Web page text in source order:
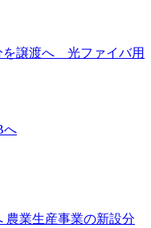
を譲渡へ 光ファイバ用
へ
農業生産事業の新設分